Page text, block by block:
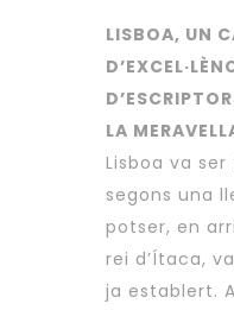
LISBOA, UN
LA
Lisboa va ser
segons una
potser, en
rei d’Ítaca,
ja establert.